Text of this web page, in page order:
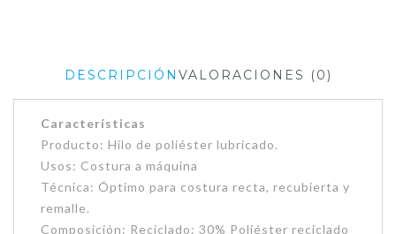
DESCRIPCIÓN VALORACIONES (0)
Características
Producto: Hilo de poliéster lubricado.
Usos: Costura a máquina
Técnica: Óptimo para costura recta, recubierta y
remalle.
Composición: Reciclado: 30% Poliéster reciclado